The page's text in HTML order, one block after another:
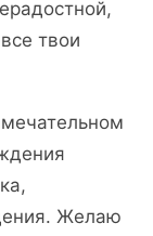
твои
Желаю